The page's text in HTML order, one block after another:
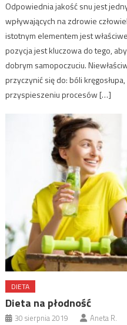
Odpowiednia jakość snu jest
wpływających na zdrowie
istotnym elementem jest
pozycja jest kluczowa do tego,
dobrym samopoczuciu.
przyczynić się do: bóli
przyspieszeniu procesów […]
DIETA
Dieta na płodność
30 sierpnia 2019 Aneta R.